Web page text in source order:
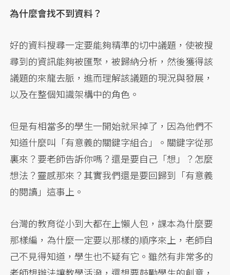
為什麼會找不到資料？
好的資料搜尋一定要能夠精準的切中議題，使被搜
尋到的資訊能夠被匯聚，被歸納分析，然後獲得該
議題的來龍去脈，進而理解該議題的現況與發展，
以及在整個知識架構中的角色。
但是有相當多的學生一開始就呆掉了，因為他們不
知道什麼叫「有意義的關鍵字組合」。關鍵字從那
裏來？要老師告訴你嗎？還是要自己「想」？怎麼
想法？靈感那來？其實我們還是要回歸到「有意義
的閱讀」這事上。
台灣的教育從小到大都在上懶人包，課本為什麼要
那樣編，為什麼一定要以那樣的順序來上，老師自
己不見得知道，學生也不疑有它。雖然有非常多的